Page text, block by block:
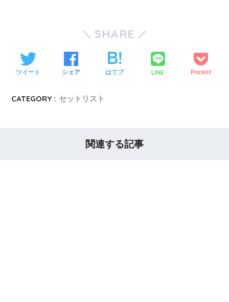
SHARE
ツイート シェア はてブ LINE Pocket
CATEGORY : セットリスト
関連する記事